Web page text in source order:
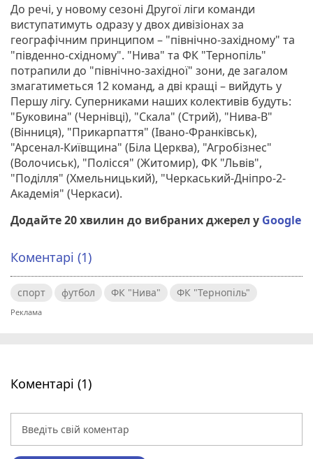
До речі, у новому сезоні Другої ліги команди
виступатимуть одразу у двох дивізіонах за
географічним принципом – "північно-західному" та
"південно-східному". "Нива" та ФК "Тернопіль"
потрапили до "північно-західної" зони, де загалом
змагатиметься 12 команд, а дві кращі – вийдуть у
Першу лігу. Суперниками наших колективів будуть:
"Буковина" (Чернівці), "Скала" (Стрий), "Нива-В"
(Вінниця), "Прикарпаття" (Івано-Франківськ),
"Арсенал-Київщина" (Біла Церква), "Агробізнес"
(Волочиськ), "Полісся" (Житомир), ФК "Львів",
"Поділля" (Хмельницький), "Черкаський-Дніпро-2-
Академія" (Черкаси).
Додайте 20 хвилин до вибраних джерел у Google
Коментарі (1)
спорт футбол ФК "Нива" ФК "Тернопіль"
Коментарі (1)